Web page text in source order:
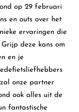
op 29 februari
en outs over het
ervaringen die
deze kans om
en je
onze partner
ook alles uit de
fantastische